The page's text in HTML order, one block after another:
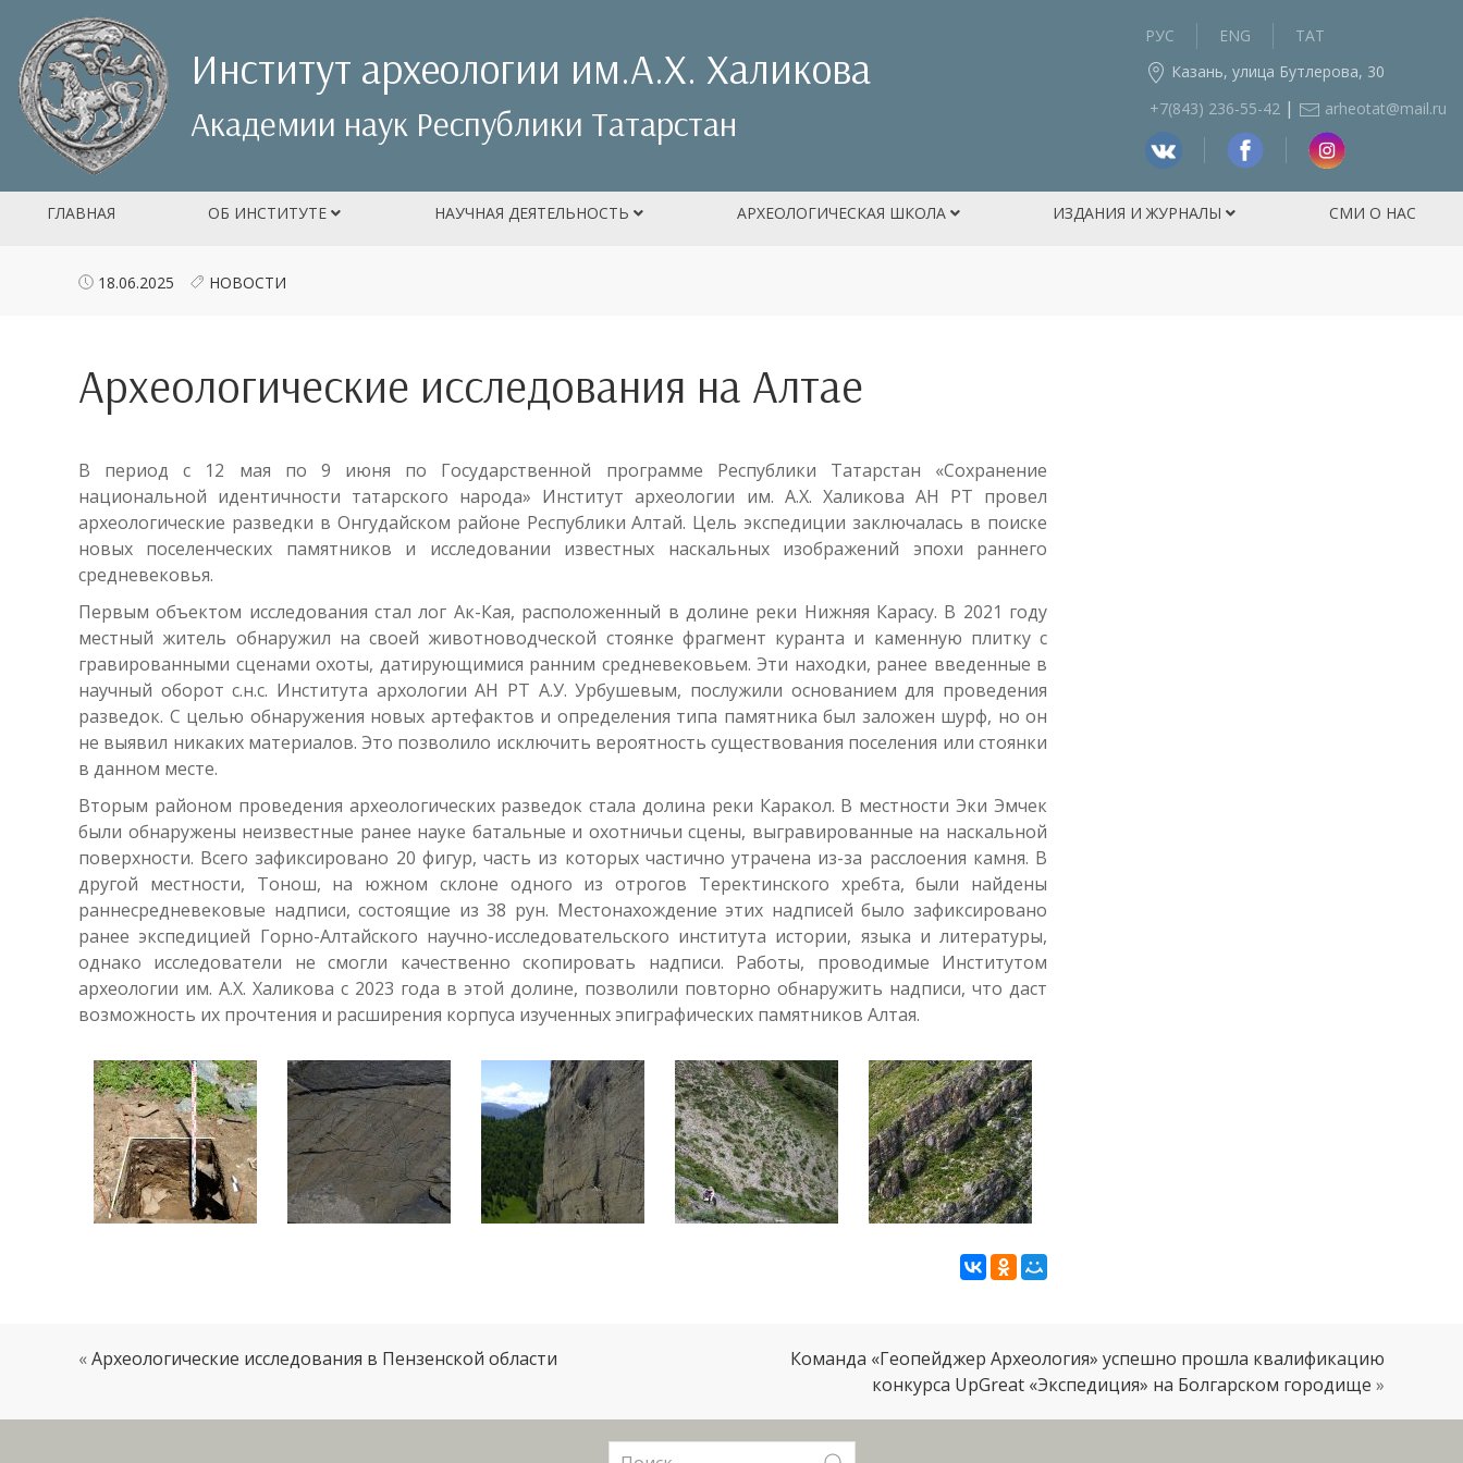
Институт археологии им.А.Х. Халикова
Академии наук Республики Татарстан
РУС ENG
ТАТ
Казань, улица Бутлерова, 30
+7(843) 236‑55-42 | arheotat@mail.ru
ГЛАВНАЯ ОБ ИНСТИТУТЕ НАУЧНАЯ ДЕЯТЕЛЬНОСТЬ АРХЕОЛОГИЧЕСКАЯ ШКОЛА ИЗДАНИЯ И ЖУРНАЛЫ СМИ О НАС
18.06.2025 НОВОСТИ
Археологические исследования на Алтае
В период с 12 мая по 9 июня по Государственной программе Республики Татарстан «Сохранение
национальной идентичности татарского народа» Институт археологии им. А.Х. Халикова АН РТ провел
археологические разведки в Онгудайском районе Республики Алтай. Цель экспедиции заключалась в поиске
новых поселенческих памятников и исследовании известных наскальных изображений эпохи раннего
средневековья.
Первым объектом исследования стал лог Ак-Кая, расположенный в долине реки Нижняя Карасу. В 2021 году
местный житель обнаружил на своей животноводческой стоянке фрагмент куранта и каменную плитку с
гравированными сценами охоты, датирующимися ранним средневековьем. Эти находки, ранее введенные в
научный оборот с.н.с. Института архологии АН РТ А.У. Урбушевым, послужили основанием для проведения
разведок. С целью обнаружения новых артефактов и определения типа памятника был заложен шурф, но он
не выявил никаких материалов. Это позволило исключить вероятность существования поселения или стоянки
в данном месте.
Вторым районом проведения археологических разведок стала долина реки Каракол. В местности Эки Эмчек
были обнаружены неизвестные ранее науке батальные и охотничьи сцены, выгравированные на наскальной
поверхности. Всего зафиксировано 20 фигур, часть из которых частично утрачена из-за расслоения камня. В
другой местности, Тонош, на южном склоне одного из отрогов Теректинского хребта, были найдены
раннесредневековые надписи, состоящие из 38 рун. Местонахождение этих надписей было зафиксировано
ранее экспедицией Горно-Алтайского научно-исследовательского института истории, языка и литературы,
однако исследователи не смогли качественно скопировать надписи. Работы, проводимые Институтом
археологии им. А.Х. Халикова с 2023 года в этой долине, позволили повторно обнаружить надписи, что даст
возможность их прочтения и расширения корпуса изученных эпиграфических памятников Алтая.
«Археологические исследования в Пензенской области
Команда «Геопейджер Археология» успешно прошла квалификацию
конкурса UpGreat «Экспедиция» на Болгарском городище »